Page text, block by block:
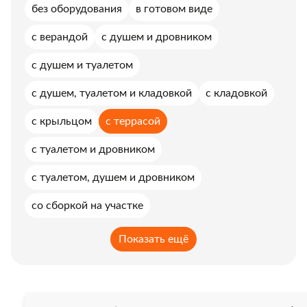
без оборудования в готовом виде
с верандой с душем и дровником
с душем и туалетом
с душем, туалетом и кладовкой с кладовкой
с крыльцом с террасой
с туалетом и дровником
с туалетом, душем и дровником
со сборкой на участке
Показать ещё